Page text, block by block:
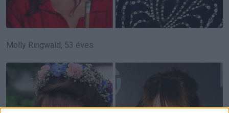
Molly Ringwald, 53 éves